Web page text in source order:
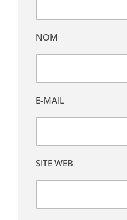
NOM
E-MAIL
SITE WEB